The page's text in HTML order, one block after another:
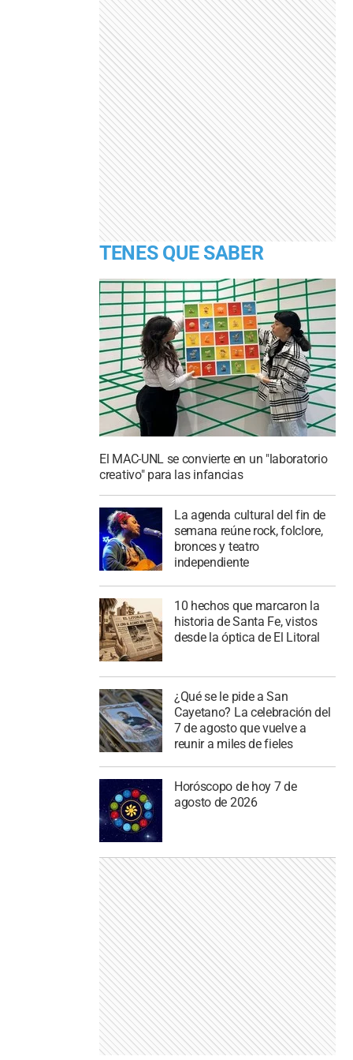
TENES QUE SABER
El MAC-UNL se convierte en un "laboratorio
creativo" para las infancias
La agenda cultural del fin de
semana reúne rock, folclore,
bronces y teatro
independiente
10 hechos que marcaron la
historia de Santa Fe, vistos
desde la óptica de El Litoral
¿Qué se le pide a San
Cayetano? La celebración del
7 de agosto que vuelve a
reunir a miles de fieles
Horóscopo de hoy 7 de
agosto de 2026